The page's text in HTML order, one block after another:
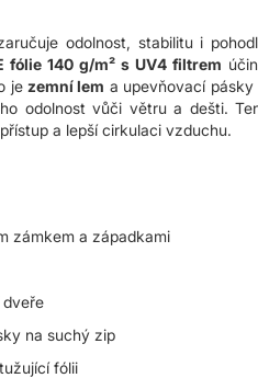
odolnost, stabilitu i
fólie 140 g/m² s UV4 filtrem
je zemní lem a upevňovací pásky
odolnost vůči větru a dešti.
a lepší cirkulaci vzduchu.
zámkem a západkami
dveře
na suchý zip
fólii